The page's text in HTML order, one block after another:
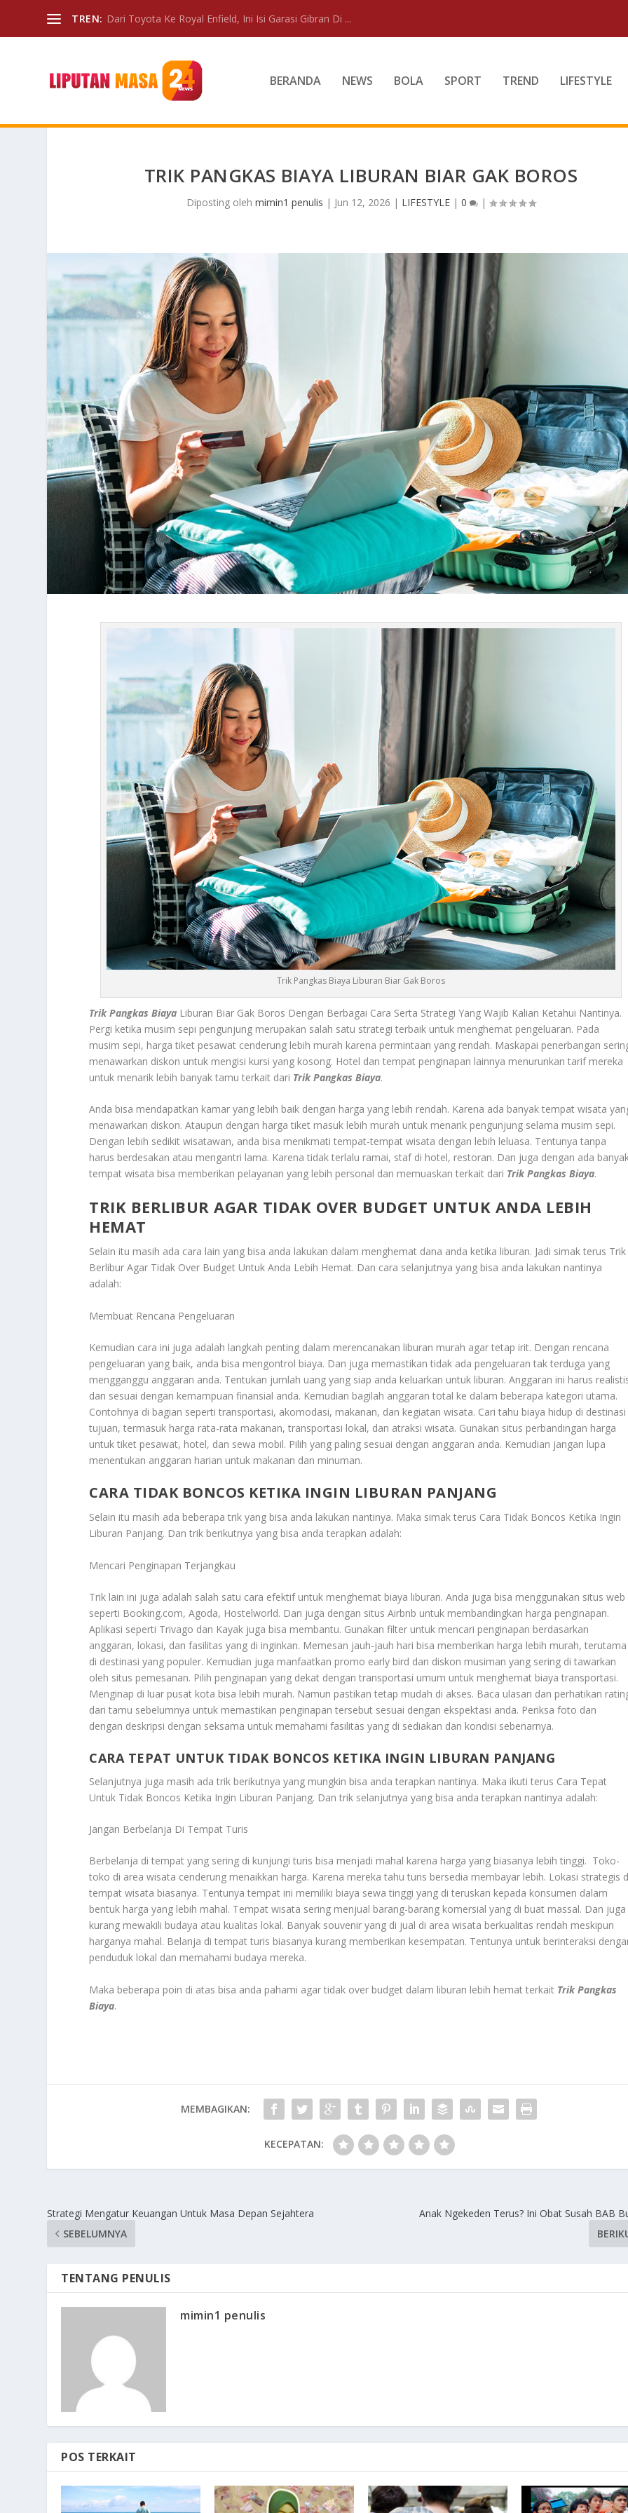
TREN: Dari Toyota Ke Royal Enfield, Ini Isi Garasi Gibran Di ...
BERANDA NEWS BOLA SPORT TREND LIFESTYLE
TRIK PANGKAS BIAYA LIBURAN BIAR GAK BOROS
Diposting oleh mimin1 penulis | Jun 12, 2026 | LIFESTYLE| 0 |
Trik Pangkas Biaya Liburan Biar Gak Boros
Trik Pangkas Biaya Liburan Biar Gak Boros Dengan Berbagai Cara Serta Strategi Yang Wajib Kalian Ketahui Nantinya.
Pergi ketika musim sepi pengunjung merupakan salah satu strategi terbaik untuk menghemat pengeluaran. Pada
musim sepi, harga tiket pesawat cenderung lebih murah karena permintaan yang rendah. Maskapai penerbangan
menawarkan diskon untuk mengisi kursi yang kosong. Hotel dan tempat penginapan lainnya menurunkan tarif mereka
untuk menarik lebih banyak tamu terkait dari Trik Pangkas Biaya.
Anda bisa mendapatkan kamar yang lebih baik dengan harga yang lebih rendah. Karena ada banyak tempat wisata
menawarkan diskon. Ataupun dengan harga tiket masuk lebih murah untuk menarik pengunjung selama musim sepi.
Dengan lebih sedikit wisatawan, anda bisa menikmati tempat-tempat wisata dengan lebih leluasa. Tentunya tanpa
harus berdesakan atau mengantri lama. Karena tidak terlalu ramai, staf di hotel, restoran. Dan juga dengan ada
tempat wisata bisa memberikan pelayanan yang lebih personal dan memuaskan terkait dari Trik Pangkas Biaya.
TRIK BERLIBUR AGAR TIDAK OVER BUDGET UNTUK ANDA LEBIH
HEMAT
Selain itu masih ada cara lain yang bisa anda lakukan dalam menghemat dana anda ketika liburan. Jadi simak terus Trik
Berlibur Agar Tidak Over Budget Untuk Anda Lebih Hemat. Dan cara selanjutnya yang bisa anda lakukan nantinya
adalah:
Membuat Rencana Pengeluaran
Kemudian cara ini juga adalah langkah penting dalam merencanakan liburan murah agar tetap irit. Dengan rencana
pengeluaran yang baik, anda bisa mengontrol biaya. Dan juga memastikan tidak ada pengeluaran tak terduga yang
mengganggu anggaran anda. Tentukan jumlah uang yang siap anda keluarkan untuk liburan. Anggaran ini harus
dan sesuai dengan kemampuan finansial anda. Kemudian bagilah anggaran total ke dalam beberapa kategori utama.
Contohnya di bagian seperti transportasi, akomodasi, makanan, dan kegiatan wisata. Cari tahu biaya hidup di destinasi
tujuan, termasuk harga rata-rata makanan, transportasi lokal, dan atraksi wisata. Gunakan situs perbandingan harga
untuk tiket pesawat, hotel, dan sewa mobil. Pilih yang paling sesuai dengan anggaran anda. Kemudian jangan lupa
menentukan anggaran harian untuk makanan dan minuman.
CARA TIDAK BONCOS KETIKA INGIN LIBURAN PANJANG
Selain itu masih ada beberapa trik yang bisa anda lakukan nantinya. Maka simak terus Cara Tidak Boncos Ketika Ingin
Liburan Panjang. Dan trik berikutnya yang bisa anda terapkan adalah:
Mencari Penginapan Terjangkau
Trik lain ini juga adalah salah satu cara efektif untuk menghemat biaya liburan. Anda juga bisa menggunakan situs web
seperti Booking.com, Agoda, Hostelworld. Dan juga dengan situs Airbnb untuk membandingkan harga penginapan.
Aplikasi seperti Trivago dan Kayak juga bisa membantu. Gunakan filter untuk mencari penginapan berdasarkan
anggaran, lokasi, dan fasilitas yang di inginkan. Memesan jauh-jauh hari bisa memberikan harga lebih murah, terutama
di destinasi yang populer. Kemudian juga manfaatkan promo early bird dan diskon musiman yang sering di tawarkan
oleh situs pemesanan. Pilih penginapan yang dekat dengan transportasi umum untuk menghemat biaya transportasi.
Menginap di luar pusat kota bisa lebih murah. Namun pastikan tetap mudah di akses. Baca ulasan dan perhatikan
dari tamu sebelumnya untuk memastikan penginapan tersebut sesuai dengan ekspektasi anda. Periksa foto dan
dengan deskripsi dengan seksama untuk memahami fasilitas yang di sediakan dan kondisi sebenarnya.
CARA TEPAT UNTUK TIDAK BONCOS KETIKA INGIN LIBURAN PANJANG
Selanjutnya juga masih ada trik berikutnya yang mungkin bisa anda terapkan nantinya. Maka ikuti terus Cara Tepat
Untuk Tidak Boncos Ketika Ingin Liburan Panjang. Dan trik selanjutnya yang bisa anda terapkan nantinya adalah:
Jangan Berbelanja Di Tempat Turis
Berbelanja di tempat yang sering di kunjungi turis bisa menjadi mahal karena harga yang biasanya lebih tinggi. Toko-
toko di area wisata cenderung menaikkan harga. Karena mereka tahu turis bersedia membayar lebih. Lokasi strategis
tempat wisata biasanya. Tentunya tempat ini memiliki biaya sewa tinggi yang di teruskan kepada konsumen dalam
bentuk harga yang lebih mahal. Tempat wisata sering menjual barang-barang komersial yang di buat massal. Dan juga
kurang mewakili budaya atau kualitas lokal. Banyak souvenir yang di jual di area wisata berkualitas rendah meskipun
harganya mahal. Belanja di tempat turis biasanya kurang memberikan kesempatan. Tentunya untuk berinteraksi
penduduk lokal dan memahami budaya mereka.
Maka beberapa poin di atas bisa anda pahami agar tidak over budget dalam liburan lebih hemat terkait Trik Pangkas
Biaya.
MEMBAGIKAN:
KECEPATAN:
Strategi Mengatur Keuangan Untuk Masa Depan Sejahtera
SEBELUMNYA
Anak Ngekeden Terus? Ini Obat Susah BAB
TENTANG PENULIS
mimin1 penulis
POS TERKAIT